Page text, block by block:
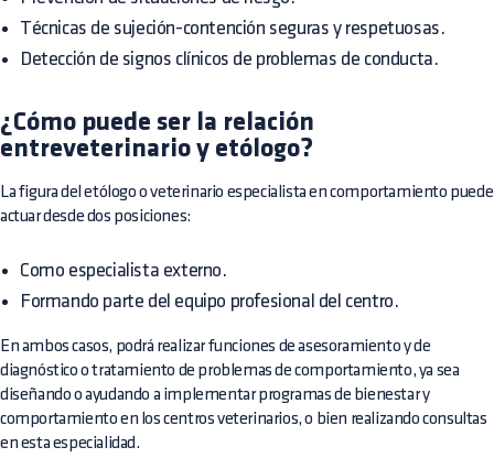
Técnicas de sujeción-contención seguras y respetuosas.
Detección de signos clínicos de problemas de conducta.
¿Cómo puede ser la relación
entreveterinario y etólogo?
La figura del etólogo o veterinario especialista en comportamiento puede
actuar desde dos posiciones:
Como especialista externo.
Formando parte del equipo profesional del centro.
En ambos casos, podrá realizar funciones de asesoramiento y de
diagnóstico o tratamiento de problemas de comportamiento, ya sea
diseñando o ayudando a implementar programas de bienestar y
comportamiento en los centros veterinarios, o bien realizando consultas
en esta especialidad.